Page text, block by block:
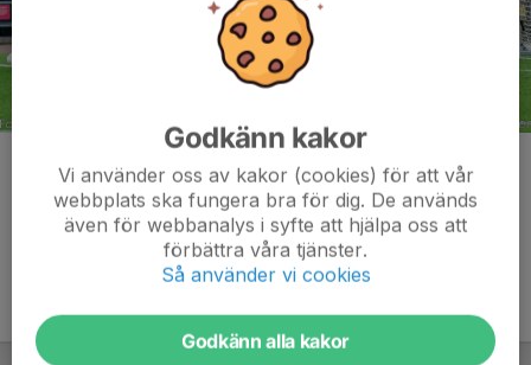
Kommentarer
Godkänn kakor
Vi använder oss av kakor (cookies) för att vår
webbplats ska fungera bra för dig. De används
även för webbanalys i syfte att hjälpa oss att
förbättra våra tjänster.
Så använder vi cookies
Godkänn alla kakor